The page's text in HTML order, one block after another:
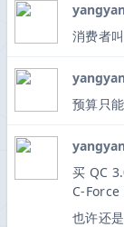
消费者
预算只
买 QC
C-Force
也许还